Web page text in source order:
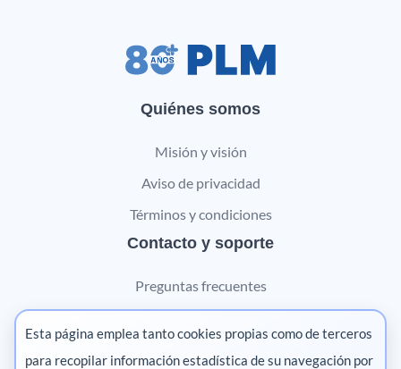
Quiénes somos
Misión y visión
Aviso de privacidad
Términos y condiciones
Contacto y soporte
Preguntas frecuentes
Contáctanos
Marketing digital
Esta página emplea tanto cookies propias como de terceros
para recopilar información estadística de su navegación por